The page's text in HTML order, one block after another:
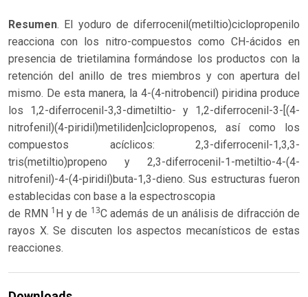
Resumen. El yoduro de diferrocenil(metiltio)ciclopropenilo
reacciona con los nitro-compuestos como CH-ácidos en
presencia de trietilamina formándose los productos con la
retención del anillo de tres miembros y con apertura del
mismo. De esta manera, la 4-(4-nitrobencil) piridina produce
los 1,2-diferrocenil-3,3-dimetiltio- y 1,2-diferrocenil-3-[(4-
nitrofenil)(4-piridil)metiliden]ciclopropenos, así como los
compuestos acíclicos: 2,3-diferrocenil-1,3,3-
tris(metiltio)propeno y 2,3-diferrocenil-1-metiltio-4-(4-
nitrofenil)-4-(4-piridil)buta-1,3-dieno. Sus estructuras fueron
establecidas con base a la espectroscopia
de RMN 1 H y de 13C además de un análisis de difracción de
rayos X. Se discuten los aspectos mecanísticos de estas
reacciones.